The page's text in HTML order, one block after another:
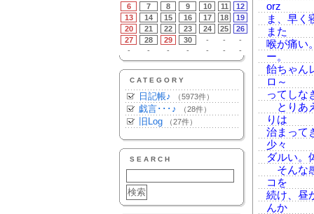
6
7 8 9 10 11
12
13
14 15 16 17 18
19
20
21 22 23 24 25
26
27
28 29 30 - -
-
-
- - - - - -
CATEGORY
日記帳♪ （5973件）
戯言･･･♪ （28件）
旧Log （27件）
SEARCH
orz
ま、早く
また
喉が痛い
ー。
飴ちゃん
ロ～
ってしな
とりあ
りは
治まって
少々
ダルい。
そんな
コを
続け、昼
んか